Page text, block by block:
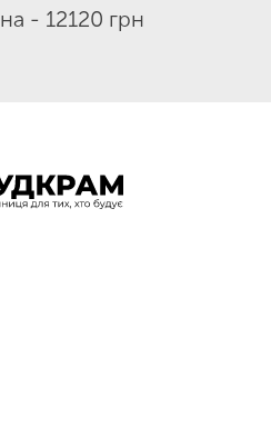
- 12120 грн